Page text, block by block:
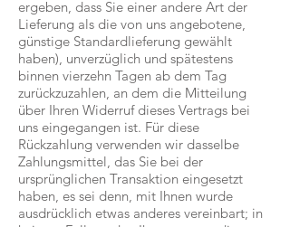
ergeben, dass Sie einer andere Art der
Lieferung als die von uns angebotene,
günstige Standardlieferung gewählt
haben), unverzüglich und spätestens
binnen vierzehn Tagen ab dem Tag
zurückzuzahlen, an dem die Mitteilung
über Ihren Widerruf dieses Vertrags bei
uns eingegangen ist. Für diese
Rückzahlung verwenden wir dasselbe
Zahlungsmittel, das Sie bei der
ursprünglichen Transaktion eingesetzt
haben, es sei denn, mit Ihnen wurde
ausdrücklich etwas anderes vereinbart; in